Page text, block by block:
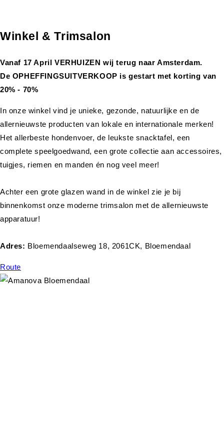
Winkel & Trimsalon
Vanaf 17 April VERHUIZEN wij terug naar Amsterdam.
De OPHEFFINGSUITVERKOOP is gestart met korting van
20% - 70%
In onze winkel vind je unieke, gezonde, natuurlijke en de
allernieuwste producten van lokale en internationale merken!
Het allerbeste hondenvoer, de leukste snacktafel, een
complete speelgoedwand, een grote collectie aan accessoires,
tuigjes, riemen en manden én nog veel meer!
Achter een grote glazen wand in de winkel zie je bij
binnenkomst onze moderne trimsalon met de allernieuwste
apparatuur!
Adres: Bloemendaalseweg 18, 2061CK, Bloemendaal
Route